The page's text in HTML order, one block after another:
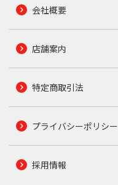
会社概要
店舗案内
特定商取引法
プライバシーポリシー
採用情報